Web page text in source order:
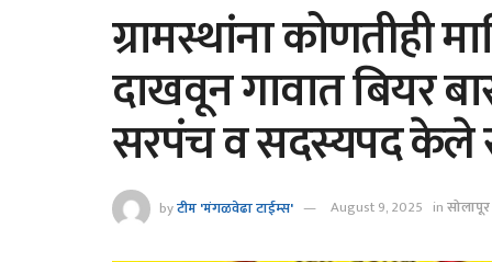
ग्रामस्थांना कोणतीही
दाखवून गावात बियर
सरपंच व सदस्यपद केले
byटीम 'मंगळवेढा टाईम्स' August 9, 2025 inसोलापूर